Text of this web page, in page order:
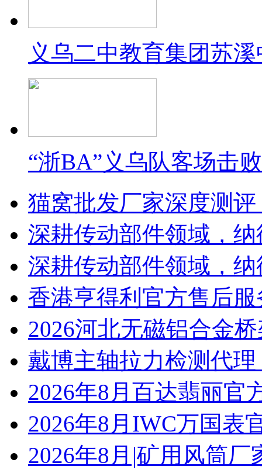
义乌二中教育集团苏
“浙BA”义乌队客场击
猫窝批发厂家深度测
深耕传动部件领域，
深耕传动部件领域，
香港亨得利官方售后
2026河北无磁铝合金
戴博主轴拉力检测代
2026年8月百达翡丽官
2026年8月IWC万国表
2026年8月|矿用风筒厂